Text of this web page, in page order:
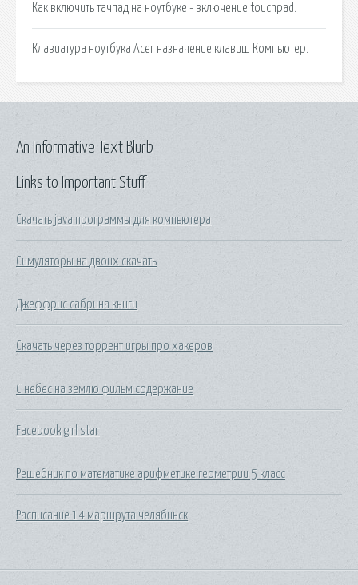
Как включить тачпад на ноутбуке - включение touchpad.
Клавиатура ноутбука Acer назначение клавиш Компьютер.
Links to Important Stuff
Скачать java программы для компьютера
Симуляторы на двоих скачать
Джеффрис сабрина книги
Скачать через торрент игры про хакеров
С небес на землю фильм содержание
Facebook girl star
Решебник по математике арифметике геометрии 5 класс
Расписание 14 маршрута челябинск
An Informative Text Blurb